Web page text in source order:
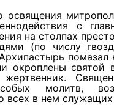
освящения
с
на столпах
(по числу
окроплены святой
молитв,
всех в нем